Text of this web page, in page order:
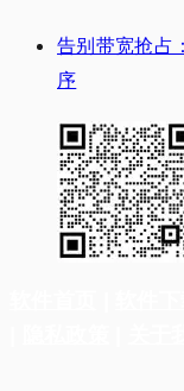
告别带宽抢占
序